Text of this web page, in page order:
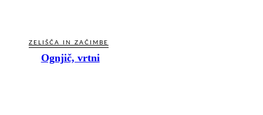
ZELIŠČA IN ZAČIMBE
Ognjič, vrtni